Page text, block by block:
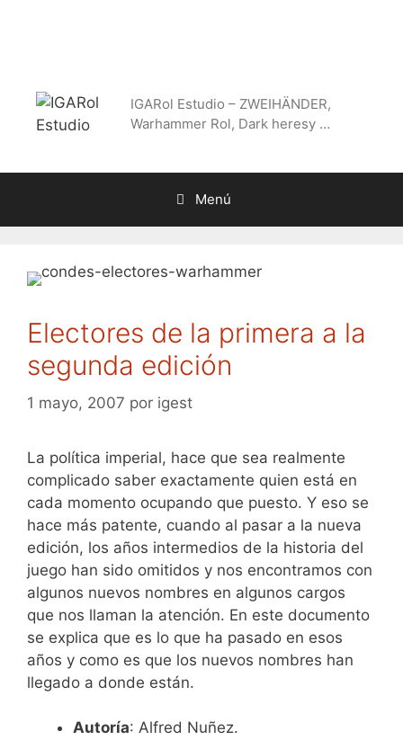
IGARol Estudio – ZWEIHÄNDER,
Warhammer Rol, Dark heresy …
Menú
Electores de la primera a la
segunda edición
1 mayo, 2007 por igest
La política imperial, hace que sea realmente
complicado saber exactamente quien está en
cada momento ocupando que puesto. Y eso se
hace más patente, cuando al pasar a la nueva
edición, los años intermedios de la historia del
juego han sido omitidos y nos encontramos con
algunos nuevos nombres en algunos cargos
que nos llaman la atención. En este documento
se explica que es lo que ha pasado en esos
años y como es que los nuevos nombres han
llegado a donde están.
Autoría: Alfred Nuñez.